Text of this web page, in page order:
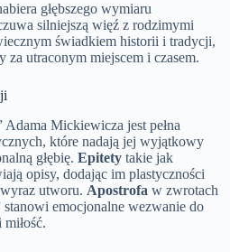
głębszego wymiaru
silniejszą więź z rodzimymi
świadkiem historii i tradycji,
za utraconym miejscem i czasem.
Mickiewicza jest pełna
które nadają jej wyjątkowy
głębię. Epitety takie jak
opisy, dodając im plastyczności
utworu. Apostrofa w zwrotach
emocjonalne wezwanie do